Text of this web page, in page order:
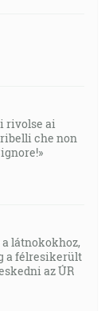
rivolse ai
che non
a látnokokhoz,
a félresikerült
az ÚR